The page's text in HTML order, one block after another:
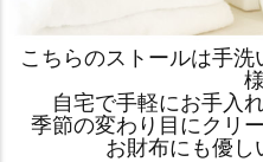
こちらのストールは手
自宅で手軽にお手入
季節の変わり目にクリ
お財布にも優し